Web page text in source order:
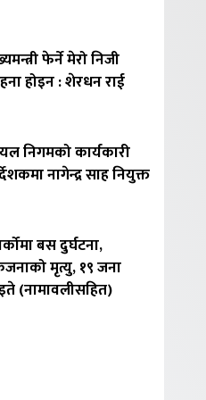
फेर्ने मेरो निजी
होइन : शेरधन राई
निगमको कार्यकारी
नागेन्द्र साह नियुक्त
बस दुर्घटना,
मृत्यु, १९ जना
(नामावलीसहित)